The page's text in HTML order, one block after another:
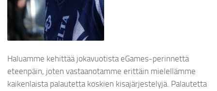
Haluamme kehittää jokavuotista eGames-perinnettä
eteenpäin, joten vastaanotamme erittäin mielellämme
kaikenlaista palautetta koskien kisajärjestelyjä. Palautetta